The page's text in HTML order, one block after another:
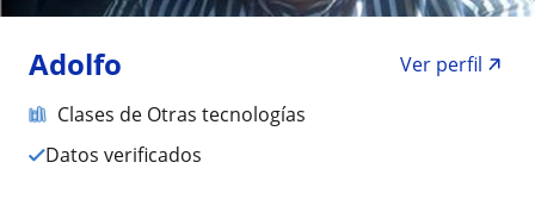
Adolfo
Ver perfil
Clases de Otras tecnologías
Datos verificados